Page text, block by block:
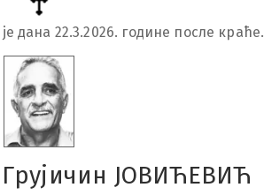
дана 22.3.2026. године после краће
ЈОВИЋЕВИЋ